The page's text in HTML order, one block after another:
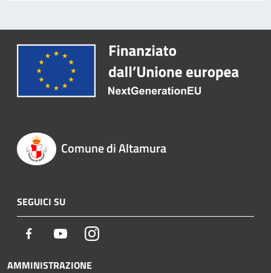
Comune di Altamura
SEGUICI SU
Facebook YoutubeInstagram
AMMINISTRAZIONE